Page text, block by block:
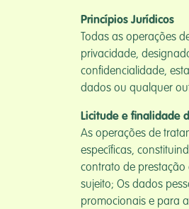
Princípios Jurídicos
Todas as operações
privacidade,
confidencialidade,
dados ou qualquer
Licitude e finalidade
As operações de
específicas,
contrato de
sujeito; Os dados
promocionais e para